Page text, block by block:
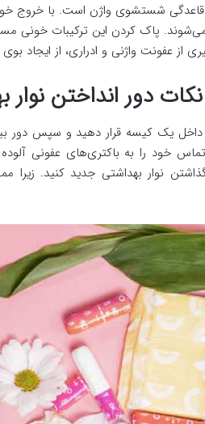
قاعدگی شستشوی واژن است. با خروج
پاک کردن این ترکیبات خونی
از عفونت واژنی و ادراری، از ایجاد
دور انداختن نوار
داخل یک کیسه قرار دهید و سپس دور
خود را به باکتری‌های عفونی
نوار بهداشتی جدید کنید.